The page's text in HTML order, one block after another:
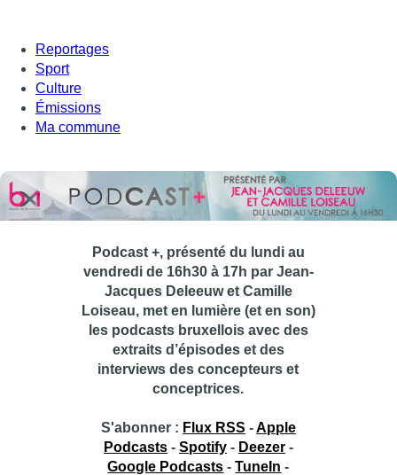
Reportages
Sport
Culture
Émissions
Ma commune
Podcast +, présenté du lundi au
vendredi de 16h30 à 17h par Jean-
Jacques Deleeuw et Camille
Loiseau, met en lumière (et en son)
les podcasts bruxellois avec des
extraits d’épisodes et des
interviews des concepteurs et
conceptrices.
S'abonner : Flux RSS -Apple
Podcasts- Spotify- Deezer-
Google Podcasts -TuneIn -